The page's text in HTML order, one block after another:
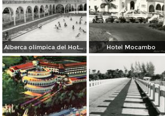
Alberca olímpica del Hotel Mocambo Hotel Mocambo